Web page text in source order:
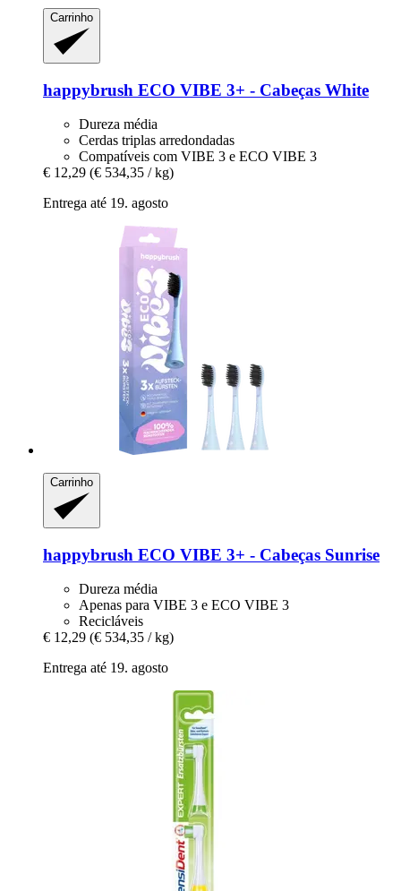
Carrinho
happybrush ECO VIBE 3+ -​ Cabeças White
Dureza média
Cerdas triplas arredondadas
Compatíveis com VIBE 3 e ECO VIBE 3
€ 12,29 (€ 534,35 / kg)
Entrega até 19. agosto
Carrinho
happybrush ECO VIBE 3+ -​ Cabeças Sunrise
Dureza média
Apenas para VIBE 3 e ECO VIBE 3
Recicláveis
€ 12,29 (€ 534,35 / kg)
Entrega até 19. agosto